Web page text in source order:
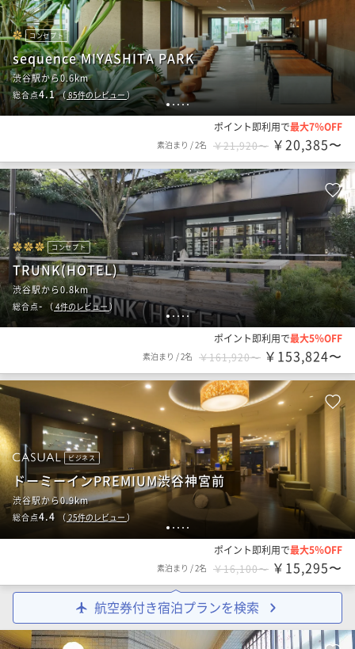
12 345
コンセプト
sequence MIYASHITA PARK
渋谷駅から0.6km
総合点4.1（85件のレビュー）
ポイント即利用で最大7％OFF
素泊まり /2名 ￥21,920〜 ￥20,385〜
1 23 4 5
コンセプト
TRUNK(HOTEL)
渋谷駅から0.8km
総合点- （4件のレビュー ）
ポイント即利用で最大5％OFF
素泊まり /2名 ￥161,920〜 ￥153,824〜
1 2 3 4 5
ビジネス
ドーミーインPREMIUM渋谷神宮前
渋谷駅から0.9km
総合点4.4 （ 25件のレビュー ）
ポイント即利用で最大5％OFF
素泊まり /2名 ￥16,100〜 ￥15,295〜
航空券付き宿泊プランを検索